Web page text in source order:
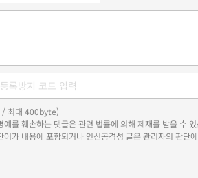
/ 최대 400byte)
를 훼손하는 댓글은 관련 법률에 의해 제재를 받을 수
가 내용에 포함되거나 인신공격성 글은 관리자의 판단